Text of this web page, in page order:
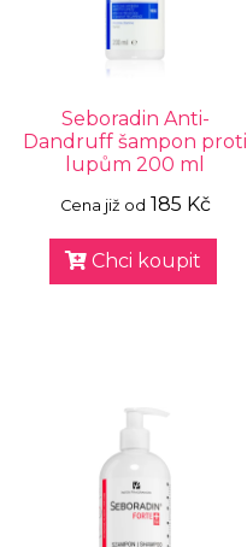
Seboradin Anti-
Dandruff šampon proti
lupům 200 ml
Cena již od 185 Kč
Chci koupit